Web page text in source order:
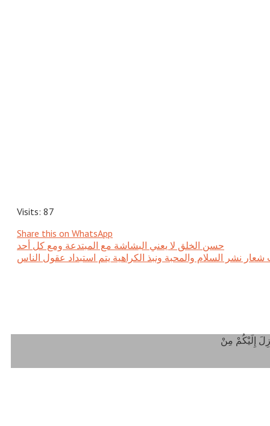
Visits: 87
Share this on WhatsApp
حسن الخلق لا يعني البشاشة مع المبتدعة ومع كل أحد